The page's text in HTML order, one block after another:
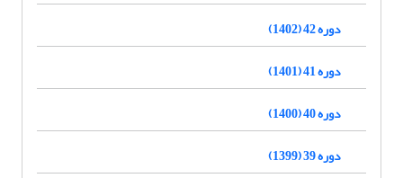
دوره 42 (1402)
دوره 41 (1401)
دوره 40 (1400)
دوره 39 (1399)